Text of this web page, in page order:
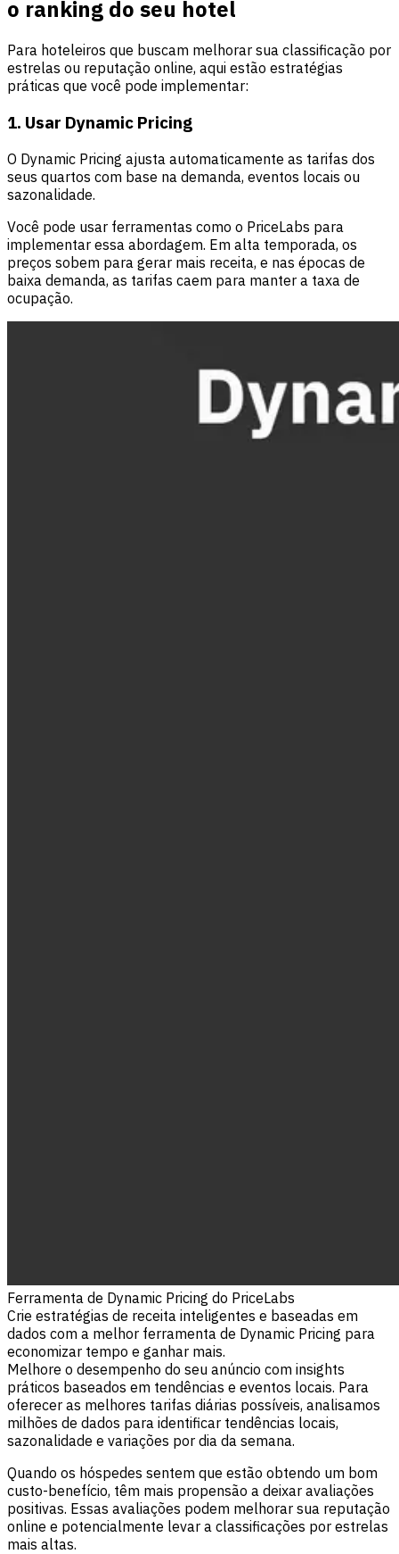
o ranking do seu hotel
Para hoteleiros que buscam melhorar sua classificação por
estrelas ou reputação online, aqui estão estratégias
práticas que você pode implementar:
1. Usar Dynamic Pricing
O Dynamic Pricing ajusta automaticamente as tarifas dos
seus quartos com base na demanda, eventos locais ou
sazonalidade.
Você pode usar ferramentas como o PriceLabs para
implementar essa abordagem. Em alta temporada, os
preços sobem para gerar mais receita, e nas épocas de
baixa demanda, as tarifas caem para manter a taxa de
ocupação.
Ferramenta de Dynamic Pricing do PriceLabs
Crie estratégias de receita inteligentes e baseadas em
dados com a melhor ferramenta de Dynamic Pricing para
economizar tempo e ganhar mais.
Melhore o desempenho do seu anúncio com insights
práticos baseados em tendências e eventos locais. Para
oferecer as melhores tarifas diárias possíveis, analisamos
milhões de dados para identificar tendências locais,
sazonalidade e variações por dia da semana.
Quando os hóspedes sentem que estão obtendo um bom
custo-benefício, têm mais propensão a deixar avaliações
positivas. Essas avaliações podem melhorar sua reputação
online e potencialmente levar a classificações por estrelas
mais altas.